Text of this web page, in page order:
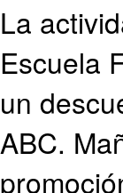
La
Escuela
un
ABC.